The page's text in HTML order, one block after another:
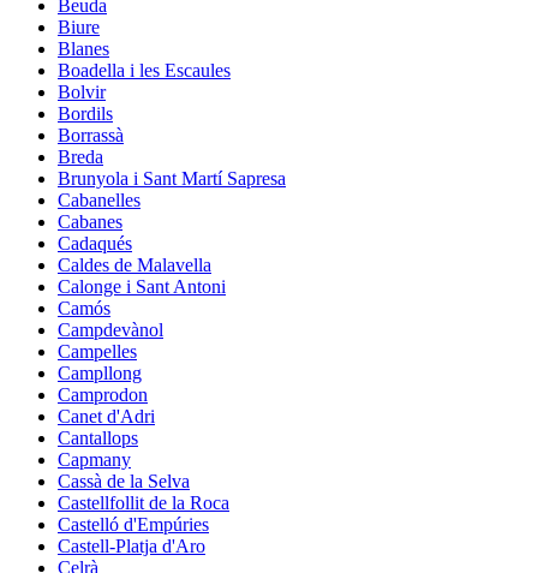
Beuda
Biure
Blanes
Boadella i les Escaules
Bolvir
Bordils
Borrassà
Breda
Brunyola i Sant Martí Sapresa
Cabanelles
Cabanes
Cadaqués
Caldes de Malavella
Calonge i Sant Antoni
Camós
Campdevànol
Campelles
Campllong
Camprodon
Canet d'Adri
Cantallops
Capmany
Cassà de la Selva
Castellfollit de la Roca
Castelló d'Empúries
Castell-Platja d'Aro
Celrà